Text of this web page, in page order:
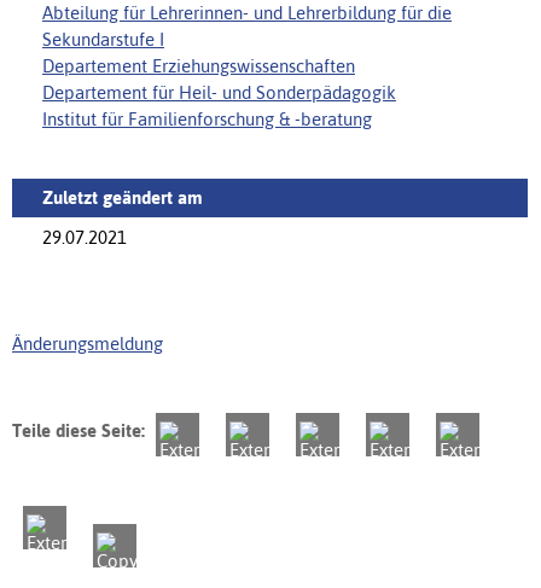
Abteilung für Lehrerinnen- und Lehrerbildung für die
Sekundarstufe I
Departement Erziehungswissenschaften
Departement für Heil- und Sonderpädagogik
Institut für Familienforschung & -beratung
Zuletzt geändert am
29.07.2021
Änderungsmeldung
Teile diese Seite: